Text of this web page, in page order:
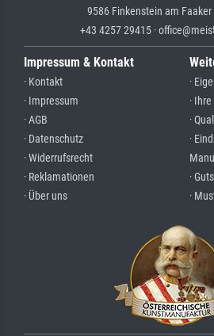
9586 Finkenstein am Faaker
+43 4257 29415 ·
Impressum & Kontakt
· Kontakt
· Impressum
· AGB
· Datenschutz
· Widerrufsrecht
· Reklamationen
· Über uns
·
·
·
·
·
·